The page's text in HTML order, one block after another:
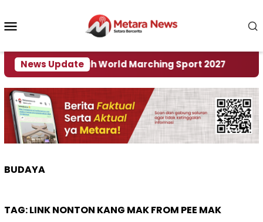
konten
News Update
Tuan Rumah World Marching Sport 2027
BUDAYA
TAG:LINK NONTON KANG MAK FROM PEE MAK